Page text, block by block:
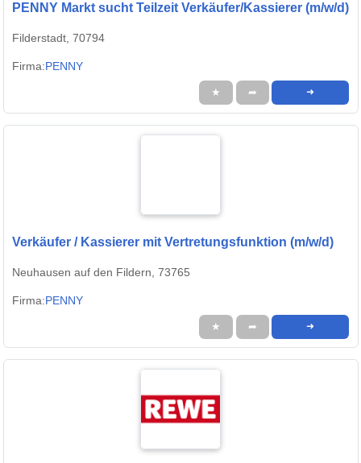
PENNY Markt sucht Teilzeit Verkäufer/Kassierer (m/w/d)
Filderstadt, 70794
Firma:PENNY
★ ➦ ➜
Verkäufer / Kassierer mit Vertretungsfunktion (m/w/d)
Neuhausen auf den Fildern, 73765
Firma:PENNY
★ ➦ ➜